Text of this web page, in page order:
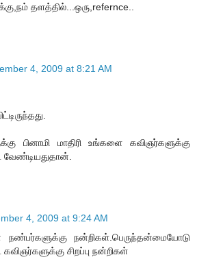
தளத்தில்...ஒரு,refernce..
4, 2009 at 8:21 AM
பினாமி மாதிரி உங்களை கவிஞர்களுக்கு
வேண்டியதுதான்.
4, 2009 at 9:24 AM
நன்றிகள்.பெருந்தன்மையோடு
சிறப்பு நன்றிகள்